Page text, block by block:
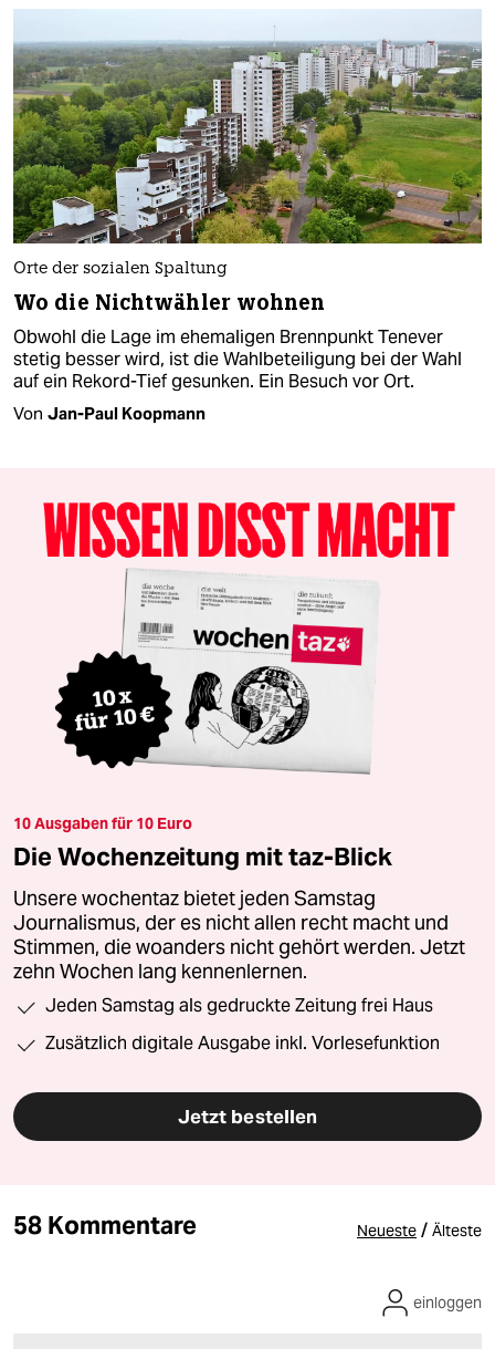
Orte der sozialen Spaltung
Wo die Nichtwähler wohnen
Obwohl die Lage im ehemaligen Brennpunkt Tenever
stetig besser wird, ist die Wahlbeteiligung bei der Wahl
auf ein Rekord-Tief gesunken. Ein Besuch vor Ort.
Von Jan-Paul Koopmann
10 Ausgaben für 10 Euro
Die Wochenzeitung mit taz-Blick
Unsere wochentaz bietet jeden Samstag
Journalismus, der es nicht allen recht macht und
Stimmen, die woanders nicht gehört werden. Jetzt
zehn Wochen lang kennenlernen.
Jeden Samstag als gedruckte Zeitung frei Haus
Zusätzlich digitale Ausgabe inkl. Vorlesefunktion
Jetzt bestellen
58 Kommentare Neueste / Älteste
einloggen